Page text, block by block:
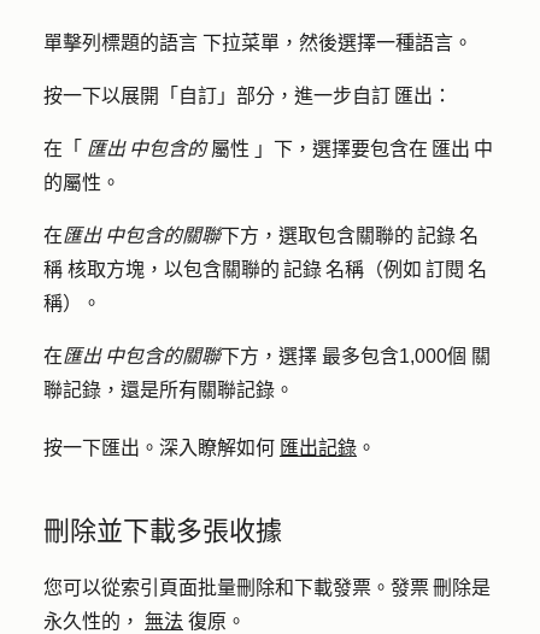
單擊列標題的語言 下拉菜單，然後選擇一種語言 。
按一下以展開「 自訂 」部分，進一步自訂 匯出：
在「 匯出 中包含的 屬性 」下，選擇要包含在 匯出 中
的屬性。
在匯出 中包含的關聯下方，選取包含關聯的 記錄 名
稱 核取方塊，以包含關聯的 記錄 名稱（例如 訂閱 名
稱）。
在匯出 中包含的關聯下方，選擇 最多包含1,000個 關
聯記錄 ，還是所有關聯記錄 。
按一下匯出 。深入瞭解如何 匯出記錄 。
刪除並下載多張收據
您可以從索引頁面批量刪除和下載發票。發票 刪除是
永久性的， 無法 復原。